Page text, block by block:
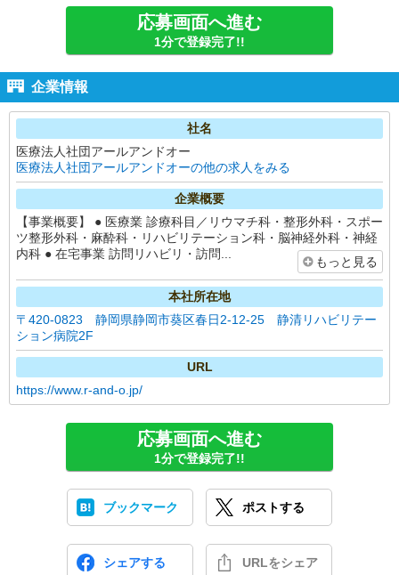
応募画面へ進む
1分で登録完了!!
企業情報
社名
医療法人社団アールアンドオー
医療法人社団アールアンドオーの他の求人をみる
企業概要
【事業概要】 ● 医療業 診療科目／リウマチ科・整形外科・スポー
ツ整形外科・麻酔科・リハビリテーション科・脳神経外科・神経
内科 ● 在宅事業 訪問リハビリ・訪問...
もっと見る
本社所在地
〒420-0823 静岡県静岡市葵区春日2-12-25 静清リハビリテー
ション病院2F
URL
https://www.r-and-o.jp/
応募画面へ進む
1分で登録完了!!
ブックマーク ポストする
シェアする URLをシェア